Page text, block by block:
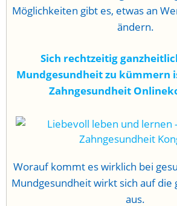
Möglichkeiten gibt es, etwas an
ändern.
Sich rechtzeitig
Mundgesundheit zu kümmern
Zahngesundheit
Worauf kommt es wirklich bei
Mundgesundheit wirkt sich auf die
aus.